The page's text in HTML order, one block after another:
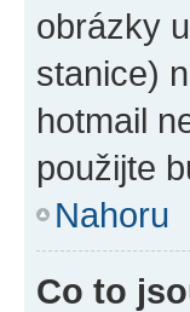
obrázky
stanice)
hotmail
použijte
Nahoru
Co to